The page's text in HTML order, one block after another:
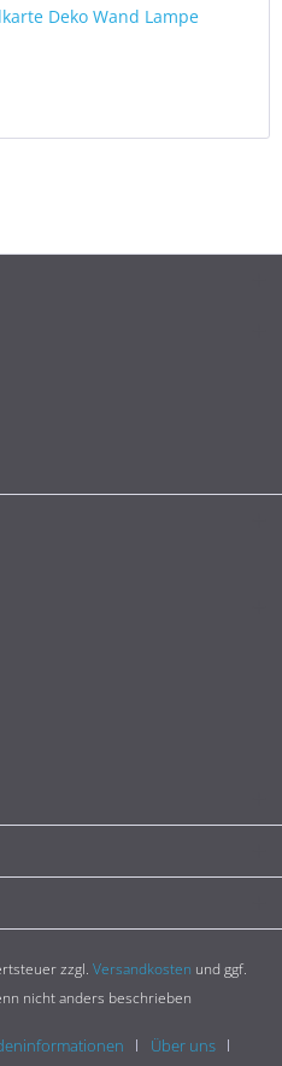
Deko Wand Lampe
zzgl. Versandkosten und ggf.
nicht anders beschrieben
Über uns